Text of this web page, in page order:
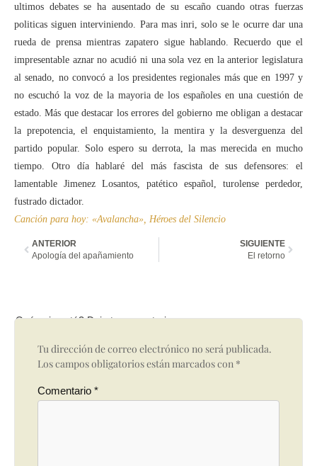
ultimos debates se ha ausentado de su escaño cuando otras fuerzas
politicas siguen interviniendo. Para mas inri, solo se le ocurre dar una
rueda de prensa mientras zapatero sigue hablando. Recuerdo que el
impresentable aznar no acudió ni una sola vez en la anterior legislatura
al senado, no convocó a los presidentes regionales más que en 1997 y
no escuchó la voz de la mayoria de los españoles en una cuestión de
estado. Más que destacar los errores del gobierno me obligan a destacar
la prepotencia, el enquistamiento, la mentira y la desverguenza del
partido popular. Solo espero su derrota, la mas merecida en mucho
tiempo. Otro día hablaré del más fascista de sus defensores: el
lamentable Jimenez Losantos, patético español, turolense perdedor,
fustrado dictador.
Canción para hoy: «Avalancha», Héroes del Silencio
ANTERIOR
Apología del apañamiento
SIGUIENTE
El retorno
Qué opinas tú? Deja tu comentario
Tu dirección de correo electrónico no será publicada.
Los campos obligatorios están marcados con *
Comentario *